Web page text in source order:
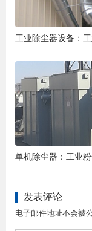
工业除尘器设备：
单机除尘器：工业
发表评论
电子邮件地址不会被